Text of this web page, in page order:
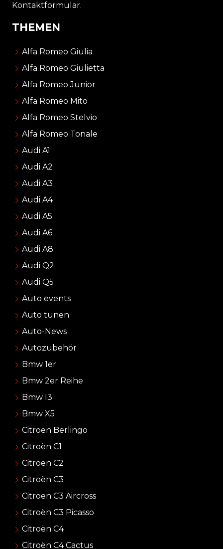
Kontaktformular.
THEMEN
Alfa Romeo Giulia
Alfa Romeo Giulietta
Alfa Romeo Junior
Alfa Romeo Mito
Alfa Romeo Stelvio
Alfa Romeo Tonale
Audi A1
Audi A2
Audi A3
Audi A4
Audi A5
Audi A6
Audi A8
Audi Q2
Audi Q5
Auto events
Auto tunen
Auto-News
Autozubehör
Bmw 1er
Bmw 2er Reihe
Bmw I3
Bmw X5
Citroen Berlingo
Citroën C1
Citroen C2
Citroën C3
Citroen C3 Aircross
Citroën C3 Picasso
Citroën C4
Citroën C4 Cactus